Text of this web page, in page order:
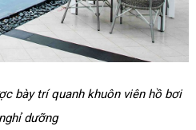
bày trí quanh khuôn viên hồ bơi
dưỡng